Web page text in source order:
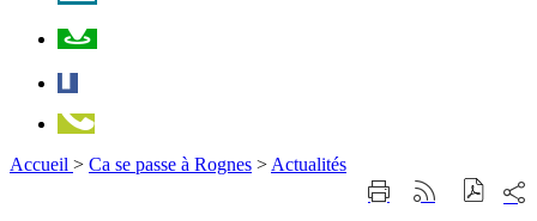
Accueil > Ca se passe à Rognes > Actualités
ImprimerGénérer
sur